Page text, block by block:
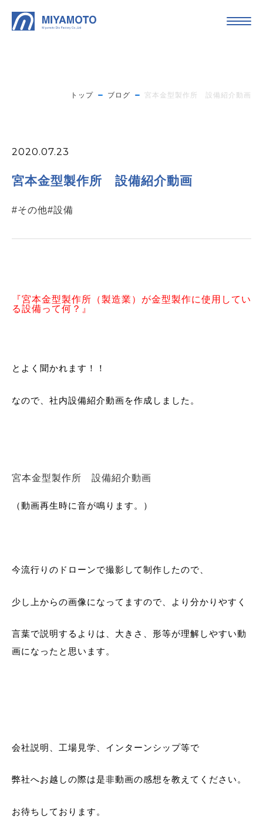
トップ ブログ 宮本金型製作所 設備紹介動画
2020.07.23
宮本金型製作所 設備紹介動画
#その他#設備
『宮本金型製作所（製造業）が金型製作に使用してい
る設備って何？』
とよく聞かれます！！
なので、社内設備紹介動画を作成しました。
宮本金型製作所 設備紹介動画
（動画再生時に音が鳴ります。）
今流行りのドローンで撮影して制作したので、
少し上からの画像になってますので、より分かりやすく
言葉で説明するよりは、大きさ、形等が理解しやすい動
画になったと思います。
会社説明、工場見学、インターンシップ等で
弊社へお越しの際は是非動画の感想を教えてください。
お待ちしております。